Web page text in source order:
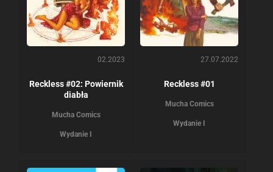
02.2023
Reckless #02: Powiernik
diabła
Mucha Comics
Wydanie I
27.07.2022
Reckless #01
Mucha Comics
Wydanie I